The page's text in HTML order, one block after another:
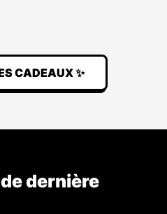
CADEAUX ✨
dernière